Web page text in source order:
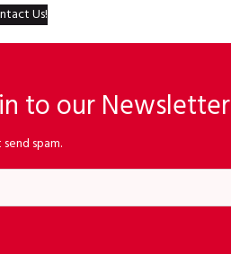
Us!
to our Newsletter
spam.